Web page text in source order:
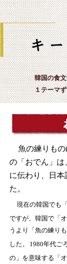
韓国の食
１テーマ
魚の練りも
の「おでん」は
に伝わり、日
た。
現在の韓国でも
ですが、韓国で「
うより「魚の練り
した。
1980年代ご
の」を意味する「